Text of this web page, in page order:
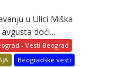
u Ulici Miška
doći...
- Vesti Beograd
Beogradske vesti